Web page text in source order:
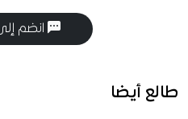
انضم
طالع أيضا